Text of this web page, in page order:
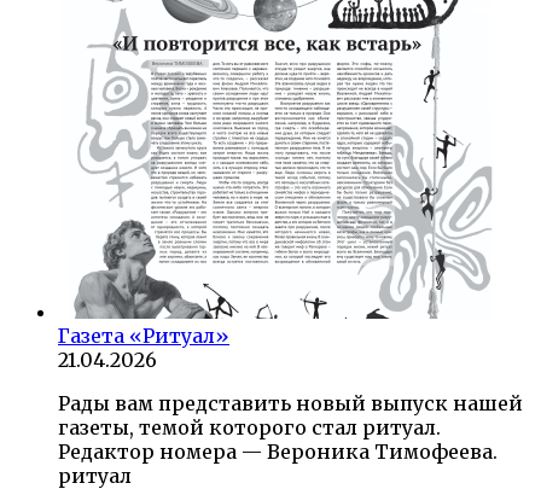
Газета «Ритуал»
21.04.2026
Рады вам представить новый выпуск нашей
газеты, темой которого стал ритуал.
Редактор номера — Вероника Тимофеева.
ритуал